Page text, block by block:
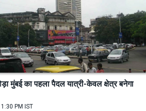
मुंबई का पहला पैदल यात्री-केवल क्षेत्र बनेगा
PM IST